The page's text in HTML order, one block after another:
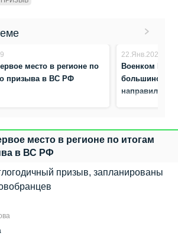
место в регионе по
призыва в ВС РФ
22.Янв.2026
Военком
большинство
направили в
место в регионе по итогам
в ВС РФ
призыв, запланированы